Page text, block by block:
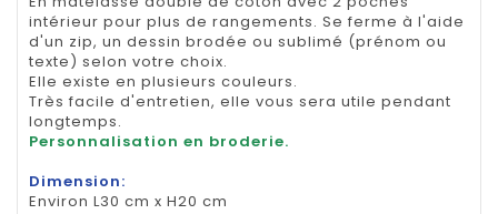
intérieur pour plus de rangements. Se ferme à l'aide
d'un zip, un dessin brodée ou sublimé (prénom ou
texte) selon votre choix.
Elle existe en plusieurs couleurs.
Très facile d'entretien, elle vous sera utile pendant
longtemps.
Personnalisation en broderie.
Dimension:
Environ L30 cm x H20 cm